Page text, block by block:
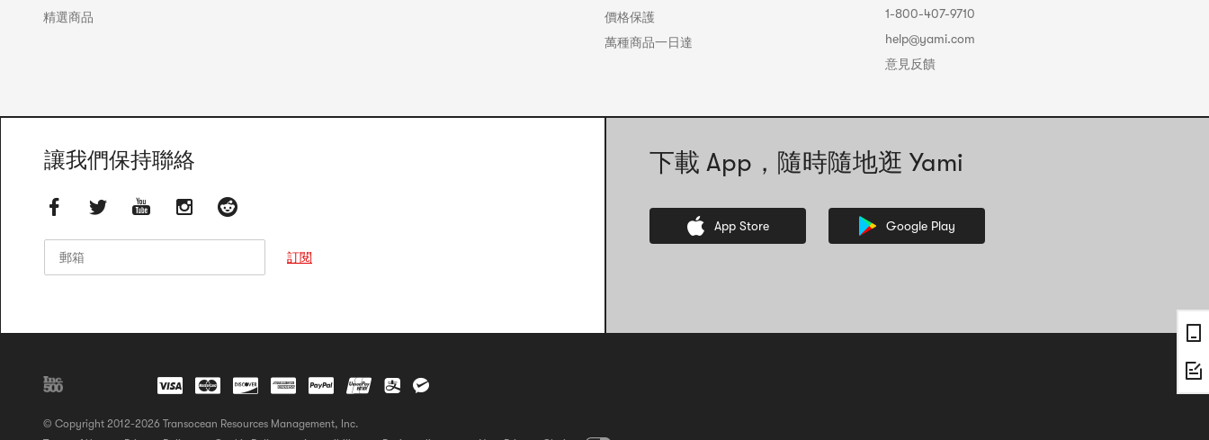
精選商品
價格保護
萬種商品一日達
1-800-407-9710
help@yami.com
意見反饋
讓我們保持聯絡
訂閱
下載 App，隨時隨地逛 Yami
App Store Google Play
© Copyright 2012-2026 Transocean Resources Management, Inc.